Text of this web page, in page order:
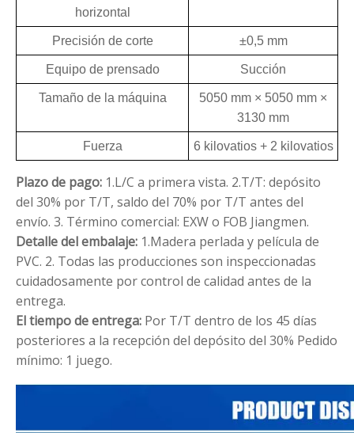
horizontal
Precisión de corte ±0,5 mm
Equipo de prensado Succión
Tamaño de la máquina
5050 mm × 5050 mm ×
3130 mm
Fuerza 6 kilovatios + 2 kilovatios
Plazo de pago: 1.L/C a primera vista. 2.T/T: depósito
del 30% por T/T, saldo del 70% por T/T antes del
envío. 3. Término comercial: EXW o FOB Jiangmen.
Detalle del embalaje: 1.Madera perlada y película de
PVC. 2. Todas las producciones son inspeccionadas
cuidadosamente por control de calidad antes de la
entrega.
El tiempo de entrega: Por T/T dentro de los 45 días
posteriores a la recepción del depósito del 30% Pedido
mínimo: 1 juego.